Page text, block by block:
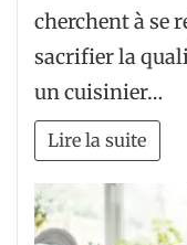
cherchent à se
sacrifier la
un cuisinier…
Lire la suite